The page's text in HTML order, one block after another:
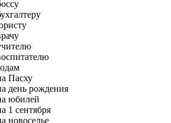
Пасху
день рождения
юбилей
1 сентября
новоселье